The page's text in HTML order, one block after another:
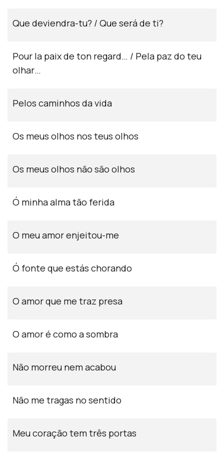
Que deviendra-tu? / Que será de ti?
Pour la paix de ton regard… / Pela paz do teu
olhar…
Pelos caminhos da vida
Os meus olhos nos teus olhos
Os meus olhos não são olhos
Ó minha alma tão ferida
O meu amor enjeitou-me
Ó fonte que estás chorando
O amor que me traz presa
O amor é como a sombra
Não morreu nem acabou
Não me tragas no sentido
Meu coração tem três portas